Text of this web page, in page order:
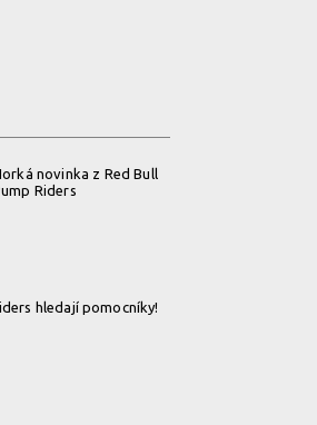
novinka z Red Bull
Riders
hledají pomocníky!